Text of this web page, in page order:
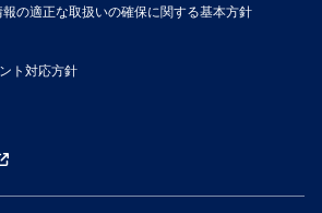
の適正な取扱いの確保に関する基本方針
ト対応方針